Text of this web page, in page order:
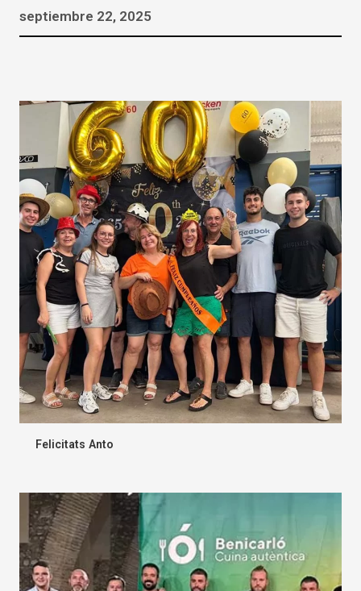
septiembre 22, 2025
Felicitats Anto